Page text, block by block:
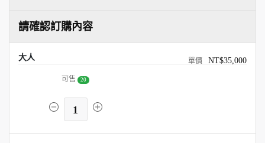
請確認訂購內容
大人 NT$35,000
可售 20
1